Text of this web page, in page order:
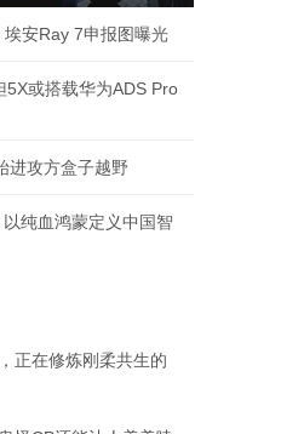
安Ray 7申报图曝光
5X或搭载华为ADS Pro
进攻方盒子越野
纯血鸿蒙定义中国智
正在修炼刚柔共生的